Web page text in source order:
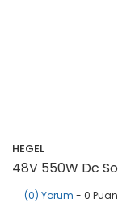
HEGEL
48V 550W Dc
(0) Yorum - 0 Puan